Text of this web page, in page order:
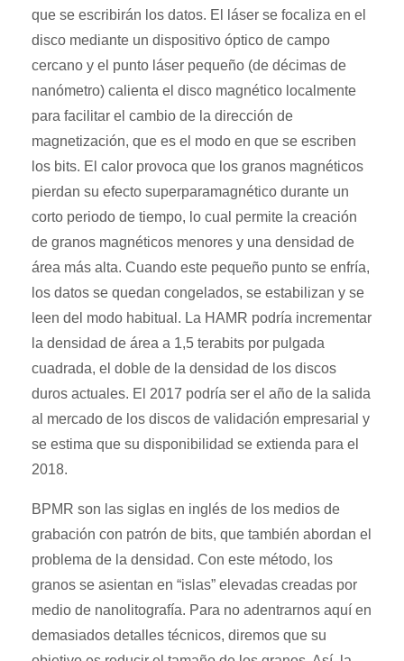
que se escribirán los datos. El láser se focaliza en el
disco mediante un dispositivo óptico de campo
cercano y el punto láser pequeño (de décimas de
nanómetro) calienta el disco magnético localmente
para facilitar el cambio de la dirección de
magnetización, que es el modo en que se escriben
los bits. El calor provoca que los granos magnéticos
pierdan su efecto superparamagnético durante un
corto periodo de tiempo, lo cual permite la creación
de granos magnéticos menores y una densidad de
área más alta. Cuando este pequeño punto se enfría,
los datos se quedan congelados, se estabilizan y se
leen del modo habitual. La HAMR podría incrementar
la densidad de área a 1,5 terabits por pulgada
cuadrada, el doble de la densidad de los discos
duros actuales. El 2017 podría ser el año de la salida
al mercado de los discos de validación empresarial y
se estima que su disponibilidad se extienda para el
2018.
BPMR son las siglas en inglés de los medios de
grabación con patrón de bits, que también abordan el
problema de la densidad. Con este método, los
granos se asientan en “islas” elevadas creadas por
medio de nanolitografía. Para no adentrarnos aquí en
demasiados detalles técnicos, diremos que su